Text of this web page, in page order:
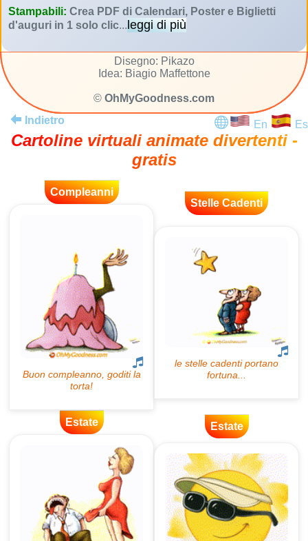
Stampabili: Crea PDF di Calendari, Poster e Biglietti
d'auguri in 1 solo clic...leggi di più
Disegno: Pikazo
Idea: Biagio Maffettone
© OhMyGoodness.com
Indietro
En Es
Cartoline virtuali animate divertenti -
gratis
Compleanni
Stelle Cadenti
Estate Estate